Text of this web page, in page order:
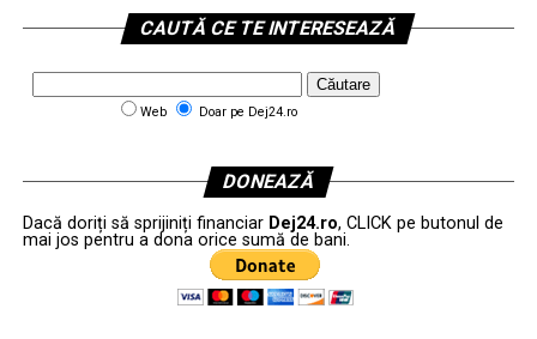
CAUTĂ CE TE INTERESEAZĂ
Web Doar pe Dej24.ro
DONEAZĂ
Dacă doriți să sprijiniți financiar Dej24.ro, CLICK pe butonul de
mai jos pentru a dona orice sumă de bani.